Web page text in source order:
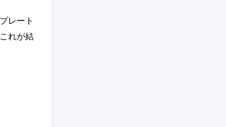
レート
れが結